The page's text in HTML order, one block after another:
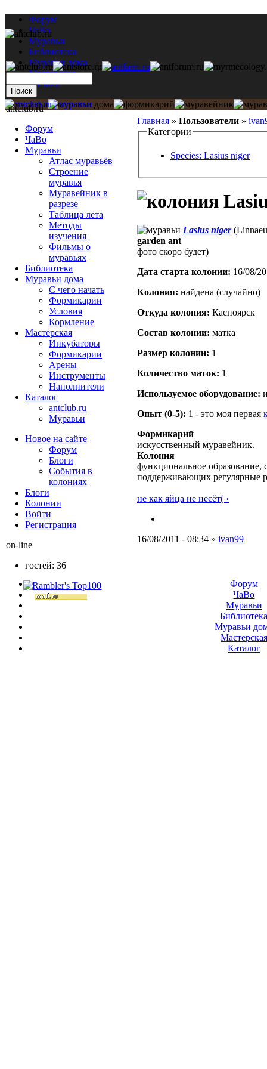
Форум
ЧаВо
Муравьи
Библиотека
Муравьи дома
Мастерская
Каталог
Главная » Пользователи »
Категории
Species: Lasius niger
Lasius niger
garden ant
фото скоро будет)
Дата старта кoлонии: 16/08/
Кoлония: найдена (случайно)
Откуда кoлония: Касноярск
Состав кoлонии: матка
Размер кoлонии: 1
Количество маток: 1
Используемое оборудование:
Опыт (0-5): 1 - это моя первая
Формикарий
искусственный муравейник.
Колония
функциональное образование,
поддерживающих регулярные
не как яйца не несёт( ›
16/08/2011 - 08:34 » ivan99
antclub.ru
Форум
ЧаВо
Муравьи
Атлас муравьёв
Строение
муравья
Муравейник в
разрезе
Таблица лёта
Методы
изучения
Фильмы о
муравьях
Библиотека
Муравьи дома
С чего начать
Формикарии
Условия
Кормление
Мастерская
Инкубаторы
Формикарии
Арены
Инструменты
Наполнители
Каталог
antclub.ru
Муравьи
Новое на сайте
Форум
Блоги
События в
колониях
Блоги
Колонии
Войти
Peгиcтpaция
on-line
гостей: 36
Форум
ЧаВо
Муравьи
Муравьи
Мастерская
Каталог